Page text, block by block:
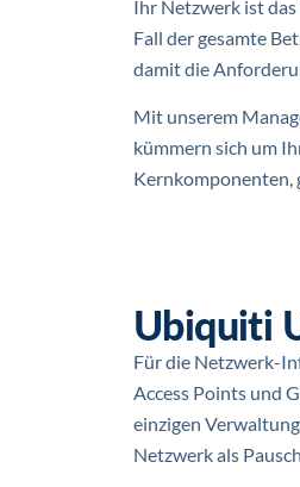
Ihr Netzwerk ist
Fall der gesamte
damit die
Mit unserem
kümmern sich um
Kernkomponenten,
Ubiquiti
Für die Netzwerk-
Access Points und
einzigen
Netzwerk als